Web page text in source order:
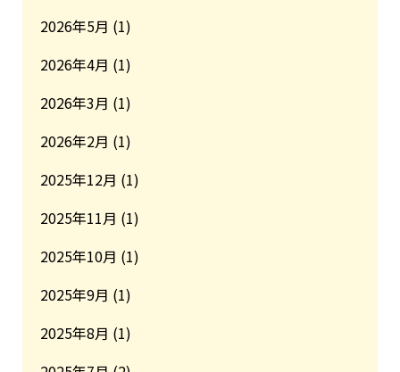
2026年5月 (1)
2026年4月 (1)
2026年3月 (1)
2026年2月 (1)
2025年12月 (1)
2025年11月 (1)
2025年10月 (1)
2025年9月 (1)
2025年8月 (1)